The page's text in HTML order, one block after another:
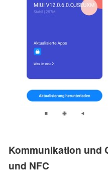
Kommunikation und
und NFC